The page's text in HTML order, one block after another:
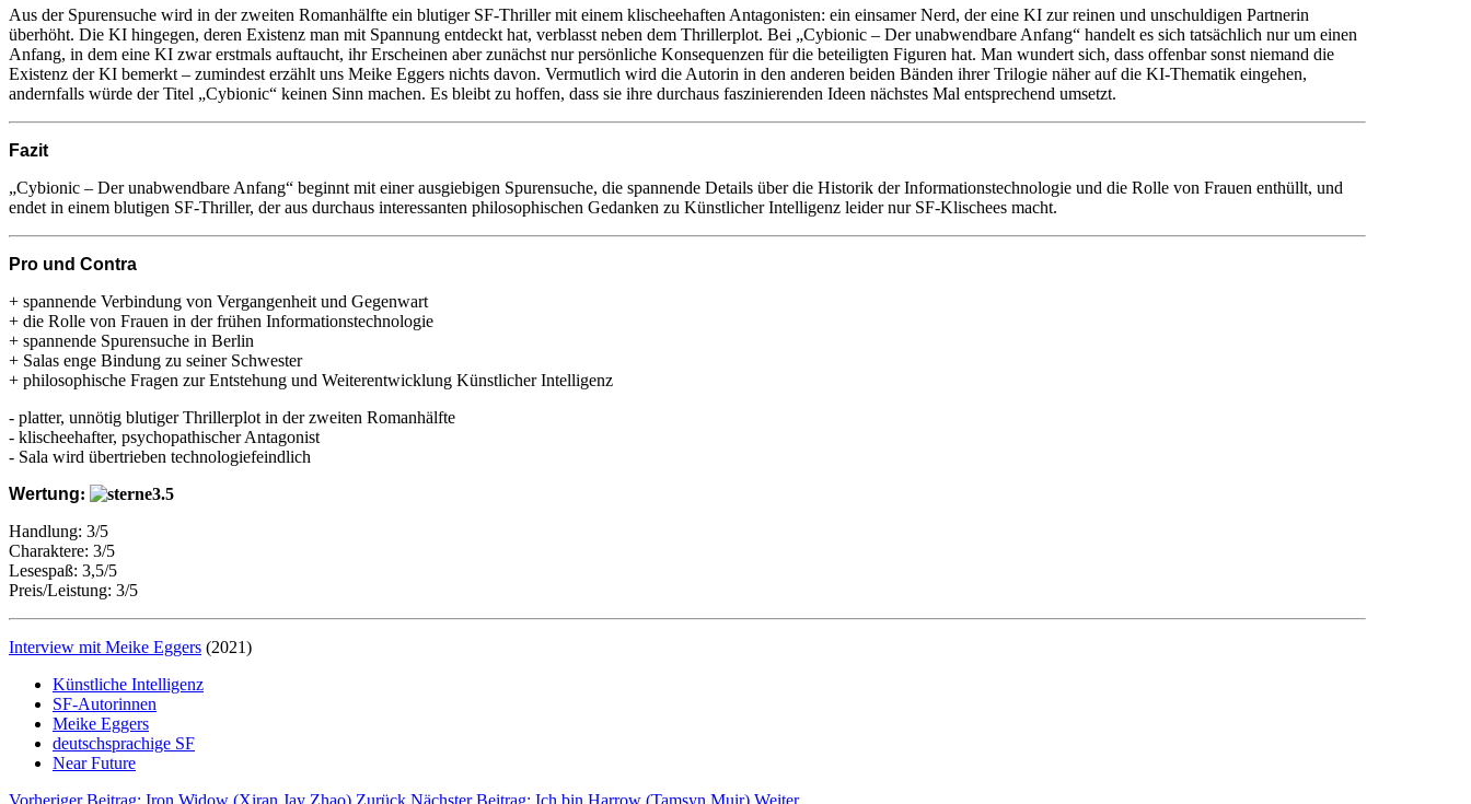
Aus der Spurensuche wird in der zweiten Romanhälfte ein blutiger SF-Thriller mit einem klischeehaften Antagonisten: ein einsamer Nerd, der eine KI zur reinen und unschuldigen Partnerin
überhöht. Die KI hingegen, deren Existenz man mit Spannung entdeckt hat, verblasst neben dem Thrillerplot. Bei „Cybionic – Der unabwendbare Anfang“ handelt es sich tatsächlich nur um einen
Anfang, in dem eine KI zwar erstmals auftaucht, ihr Erscheinen aber zunächst nur persönliche Konsequenzen für die beteiligten Figuren hat. Man wundert sich, dass offenbar sonst niemand die
Existenz der KI bemerkt – zumindest erzählt uns Meike Eggers nichts davon. Vermutlich wird die Autorin in den anderen beiden Bänden ihrer Trilogie näher auf die KI-Thematik eingehen,
andernfalls würde der Titel „Cybionic“ keinen Sinn machen. Es bleibt zu hoffen, dass sie ihre durchaus faszinierenden Ideen nächstes Mal entsprechend umsetzt.
Fazit
„Cybionic – Der unabwendbare Anfang“ beginnt mit einer ausgiebigen Spurensuche, die spannende Details über die Historik der Informationstechnologie und die Rolle von Frauen enthüllt, und
endet in einem blutigen SF-Thriller, der aus durchaus interessanten philosophischen Gedanken zu Künstlicher Intelligenz leider nur SF-Klischees macht.
Pro und Contra
+ spannende Verbindung von Vergangenheit und Gegenwart
+ die Rolle von Frauen in der frühen Informationstechnologie
+ spannende Spurensuche in Berlin
+ Salas enge Bindung zu seiner Schwester
+ philosophische Fragen zur Entstehung und Weiterentwicklung Künstlicher Intelligenz
- platter, unnötig blutiger Thrillerplot in der zweiten Romanhälfte
- klischeehafter, psychopathischer Antagonist
- Sala wird übertrieben technologiefeindlich
Wertung:
Handlung: 3/5
Charaktere: 3/5
Lesespaß: 3,5/5
Preis/Leistung: 3/5
Interview mit Meike Eggers (2021)
Künstliche Intelligenz
SF-Autorinnen
Meike Eggers
deutschsprachige SF
Near Future
Vorheriger Beitrag: Iron Widow (Xiran Jay Zhao) Zurück Nächster Beitrag: Ich bin Harrow (Tamsyn Muir) Weiter